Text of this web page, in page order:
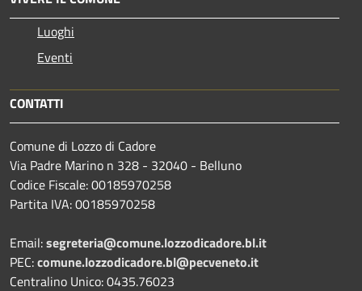
Luoghi
Eventi
CONTATTI
Comune di Lozzo di Cadore
Via Padre Marino n 328 - 32040 - Belluno
Codice Fiscale: 00185970258
Partita IVA: 00185970258
Email:segreteria@comune.lozzodicadore.bl.it
PEC:comune.lozzodicadore.bl@pecveneto.it
Centralino Unico: 0435.76023